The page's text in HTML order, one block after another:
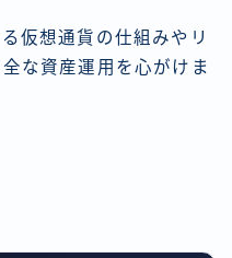
仮想通貨の仕組みやリ
な資産運用を心がけま